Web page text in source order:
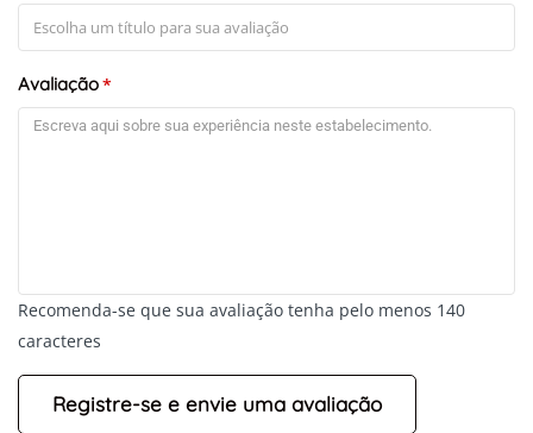
Avaliação*
Recomenda-se que sua avaliação tenha pelo menos 140
caracteres